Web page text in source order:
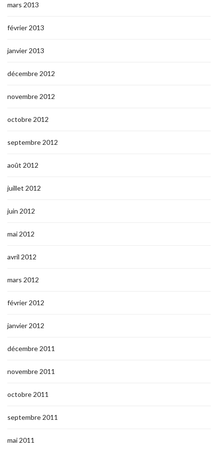
mars 2013
février 2013
janvier 2013
décembre 2012
novembre 2012
octobre 2012
septembre 2012
août 2012
juillet 2012
juin 2012
mai 2012
avril 2012
mars 2012
février 2012
janvier 2012
décembre 2011
novembre 2011
octobre 2011
septembre 2011
mai 2011